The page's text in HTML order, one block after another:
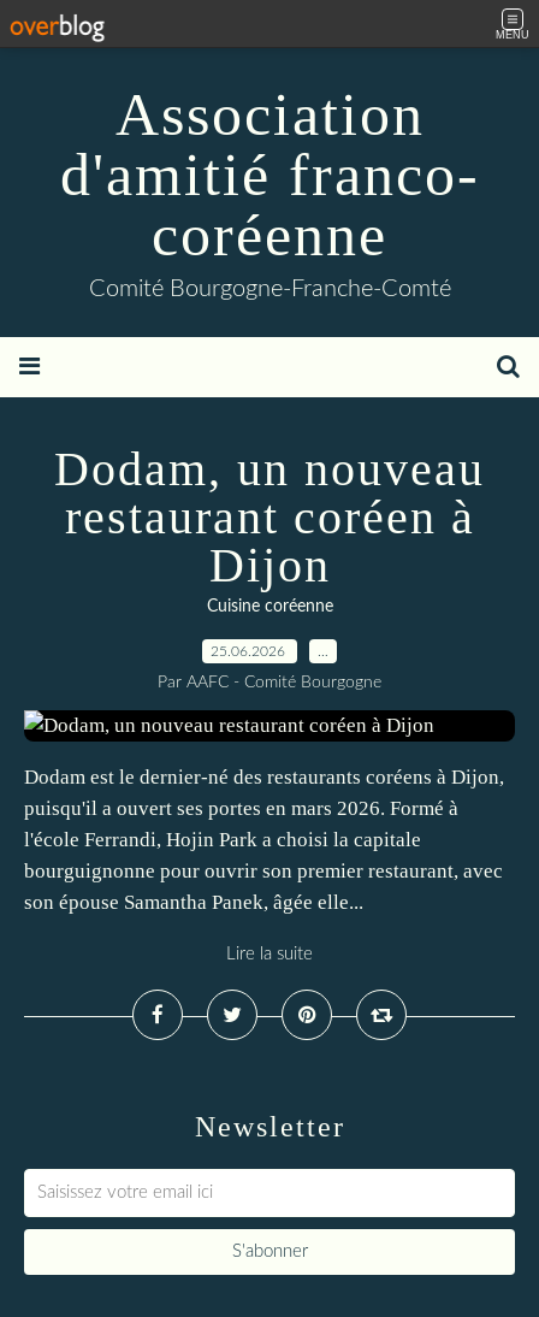
MENU
Association
d'amitié franco-
coréenne
Comité Bourgogne-Franche-Comté
Dodam, un nouveau
restaurant coréen à
Dijon
Cuisine coréenne
25.06.2026
Par AAFC - Comité Bourgogne
Dodam est le dernier-né des restaurants coréens à Dijon,
puisqu'il a ouvert ses portes en mars 2026. Formé à
l'école Ferrandi, Hojin Park a choisi la capitale
bourguignonne pour ouvrir son premier restaurant, avec
son épouse Samantha Panek, âgée elle...
Lire la suite
Newsletter